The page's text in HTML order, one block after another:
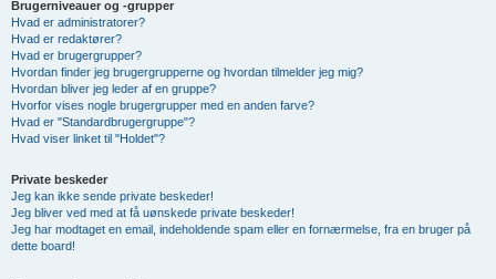
Brugerniveauer og -grupper
Hvad er administratorer?
Hvad er redaktører?
Hvad er brugergrupper?
Hvordan finder jeg brugergrupperne og hvordan tilmelder jeg mig?
Hvordan bliver jeg leder af en gruppe?
Hvorfor vises nogle brugergrupper med en anden farve?
Hvad er "Standardbrugergruppe"?
Hvad viser linket til "Holdet"?
Private beskeder
Jeg kan ikke sende private beskeder!
Jeg bliver ved med at få uønskede private beskeder!
Jeg har modtaget en email, indeholdende spam eller en fornærmelse, fra en bruger på
dette board!